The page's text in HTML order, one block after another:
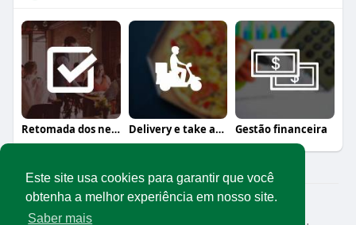
Este site usa cookies para garantir que você
obtenha a melhor experiência em nosso site.
Saber mais
Retomada dos negócios Delivery e take away Gestão financeira
© 2026 Rede Abrasel